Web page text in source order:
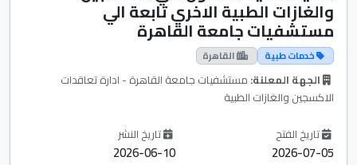
والغازات الطبية الاخري تابعة الي
مستشفيات جامعة القاهرة
خدمات طبية القاهرة
الجهة المعلنة: مستشفيات جامعة القاهرة - ادارة تعاقدات
الاكسجين والغازات الطبية
تاريخ الفتح
2026-07-05
تاريخ النشر
2026-06-10